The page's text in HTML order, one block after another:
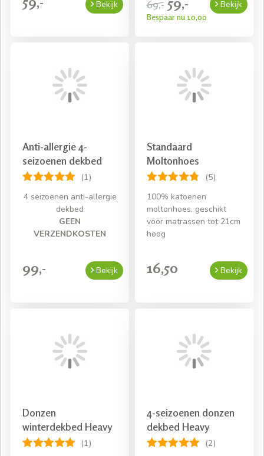
Bekijk 69,- 59,-
Bespaar nu 10,00
Bekijk
Anti-allergie 4-
seizoenen dekbed
(1)
4 seizoenen anti-allergie
dekbed
GEEN
VERZENDKOSTEN
99,- Bekijk
Standaard
Moltonhoes
(5)
100% katoenen
moltonhoes, geschikt
voor matrassen tot 21cm
hoog
16,50 Bekijk
Donzen
winterdekbed Heavy
(1)
4-seizoenen donzen
dekbed Heavy
(2)